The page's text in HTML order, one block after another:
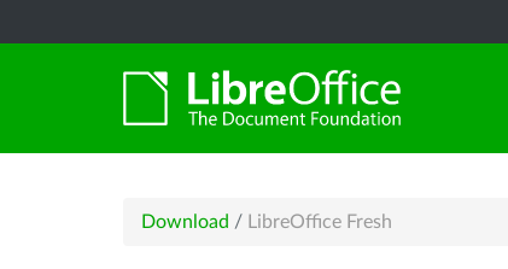
Download / LibreOffice Fresh